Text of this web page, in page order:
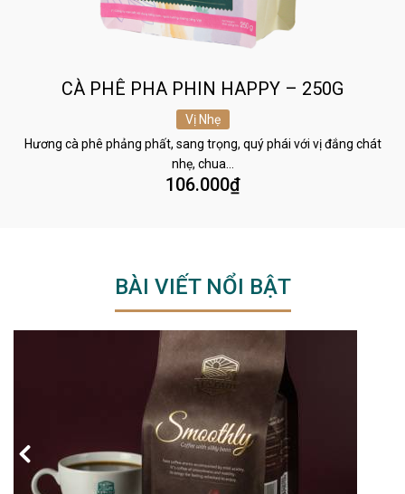
CÀ PHÊ PHA PHIN HAPPY – 250G
Vị Nhẹ
Hương cà phê phảng phất, sang trọng, quý phái với vị đắng chát
nhẹ, chua…
106.000₫
BÀI VIẾT NỔI BẬT